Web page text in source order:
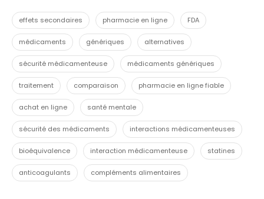
effets secondaires pharmacie en ligne FDA
médicaments génériques alternatives
sécurité médicamenteuse médicaments génériques
traitement comparaison pharmacie en ligne fiable
achat en ligne santé mentale
sécurité des médicaments interactions médicamenteuses
bioéquivalence interaction médicamenteuse statines
anticoagulants compléments alimentaires